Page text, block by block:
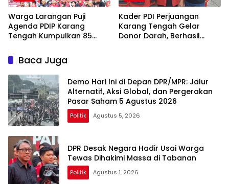
Warga Larangan Puji
Agenda PDIP Karang
Tengah Kumpulkan 85
Kader PDI Perjuangan
Karang Tengah Gelar
Donor Darah, Berhasil
Baca Juga
Demo Hari Ini di Depan DPR/MPR: Jalur
Alternatif, Aksi Global, dan Pergerakan
Pasar Saham 5 Agustus 2026
Politik Agustus 5, 2026
DPR Desak Negara Hadir Usai Warga
Tewas Dihakimi Massa di Tabanan
Politik Agustus 1, 2026